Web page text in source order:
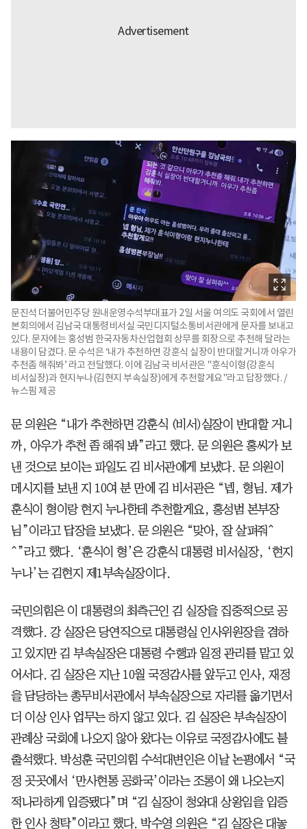
문진석 더불어민주당 원내운영수석부대표가 2일 서울 여의도 국회에서 열린
본회의에서 김남국 대통령비서실 국민디지털소통비서관에게 문자를 보내고
있다. 문자에는 홍성범 한국자동차산업협회 상무를 회장으로 추천해 달라는
내용이 담겼다. 문 수석은 ‘내가 추천하면 강훈식 실장이 반대할거니까 아우가
추천좀 해줘봐’ 라고 전달했다. 이에 김남국 비서관은 "훈식이형(강훈식
비서실장)과 현지누나(김현지 부속실장)에게 추천할게요"라고 답장했다. /
뉴스핌 제공
문 의원은 “내가 추천하면 강훈식 (비서)실장이 반대할 거니
까, 아우가 추천 좀 해줘 봐”라고 했다. 문 의원은 홍씨가 보
낸 것으로 보이는 파일도 김 비서관에게 보냈다. 문 의원이
메시지를 보낸 지 10여 분 만에 김 비서관은 “넵, 형님. 제가
훈식이 형이랑 현지 누나한테 추천할게요, 홍성범 본부장
님”이라고 답장을 보냈다. 문 의원은 “맞아, 잘 살펴줘^
^”라고 했다. ‘훈식이 형’은 강훈식 대통령 비서실장, ‘현지
누나’는 김현지 제1부속실장이다.
국민의힘은 이 대통령의 최측근인 김 실장을 집중적으로 공
격했다. 강 실장은 당연직으로 대통령실 인사위원장을 겸하
고 있지만 김 부속실장은 대통령 수행과 일정 관리를 맡고 있
어서다. 김 실장은 지난 10월 국정감사를 앞두고 인사, 재정
을 담당하는 총무비서관에서 부속실장으로 자리를 옮기면서
더 이상 인사 업무는 하지 않고 있다. 김 실장은 부속실장이
관례상 국회에 나오지 않아 왔다는 이유로 국정감사에도 불
출석했다. 박성훈 국민의힘 수석대변인은 이날 논평에서 “국
정 곳곳에서 ‘만사현통 공화국’이라는 조롱이 왜 나오는지
적나라하게 입증됐다”며 “김 실장이 청와대 상왕임을 입증
한 인사 청탁”이라고 했다. 박수영 의원은 “김 실장은 대놓